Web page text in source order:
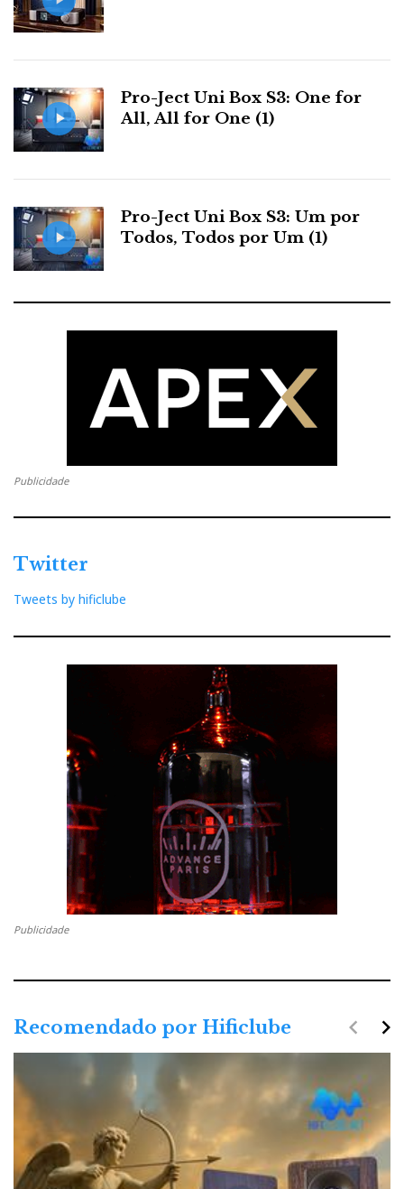
Pro-Ject Uni Box S3: One for
All, All for One (1)
Pro-Ject Uni Box S3: Um por
Todos, Todos por Um (1)
Publicidade
Twitter
Tweets by hificlube
Publicidade
Recomendado por Hificlube navigate_next
navigate_before